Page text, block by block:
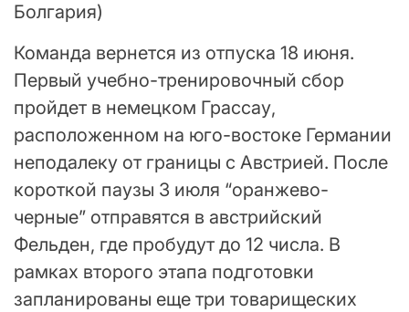
Болгария)
Команда вернется из отпуска 18 июня.
Первый учебно-тренировочный сбор
пройдет в немецком Грассау,
расположенном на юго-востоке Германии
неподалеку от границы с Австрией. После
короткой паузы 3 июля “оранжево-
черные” отправятся в австрийский
Фельден, где пробудут до 12 числа. В
рамках второго этапа подготовки
запланированы еще три товарищеских